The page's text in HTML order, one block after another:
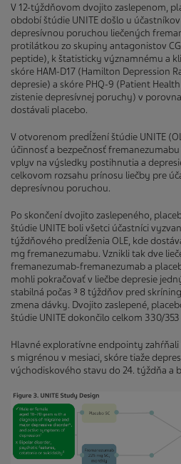
V 12-týždňovom dvojito zaslepenom,
období štúdie UNITE došlo u
depresívnou poruchou liečených
protilátkou zo skupiny antagonistov
peptide), k štatisticky významnému a
skóre HAM-D17 (Hamilton Depression
depresie) a skóre PHQ-9 (Patient
zistenie depresívnej poruchy) v
dostávali placebo.
V otvorenom predĺžení štúdie UNITE
účinnosť a bezpečnosť
vplyv na výsledky postihnutia a
celkovom rozsahu prínosu liečby pre
depresívnou poruchou.
Po skončení dvojito zaslepeného,
štúdie UNITE boli všetci účastníci
týždňového predĺženia OLE, kde
mg fremanezumabu. Vznikli tak dve
fremanezumab-fremanezumab a
mohli pokračovať v liečbe depresie
stabilná počas ³ 8 týždňov pred
zmena dávky. Dvojito zaslepené,
štúdie UNITE dokončilo celkom 330/
Hlavné exploratívne endpointy
s migrénou v mesiaci, skóre tiaže
východiskového stavu do 24. týždňa a